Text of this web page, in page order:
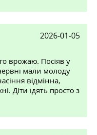
2026-01-05
врожаю. Посіяв у
мали молоду
відмінна,
Діти їдять просто з